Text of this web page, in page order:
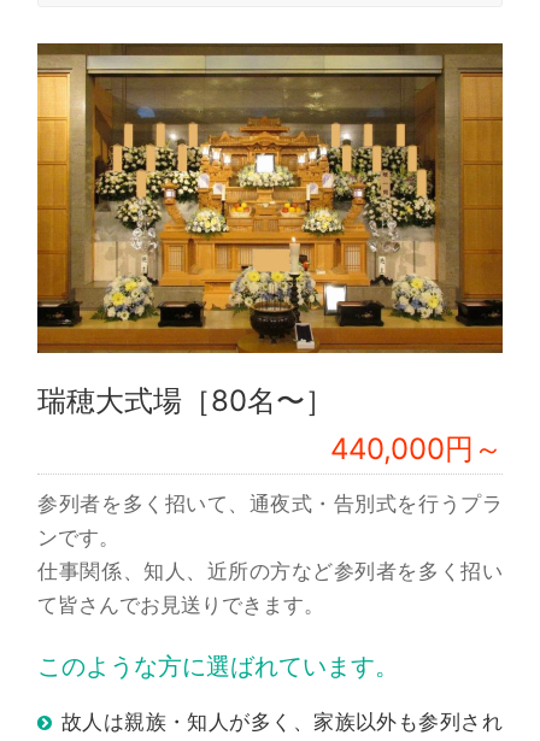
瑞穂大式場［80名〜］
440,000円～
参列者を多く招いて、通夜式・告別式を行うプラ
ンです。
仕事関係、知人、近所の方など参列者を多く招い
て皆さんでお見送りできます。
このような方に選ばれています。
故人は親族・知人が多く、家族以外も参列され